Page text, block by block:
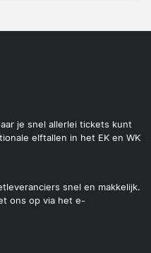
je snel allerlei tickets kunt
elftallen in het EK en WK
snel en makkelijk.
ons op via het e-